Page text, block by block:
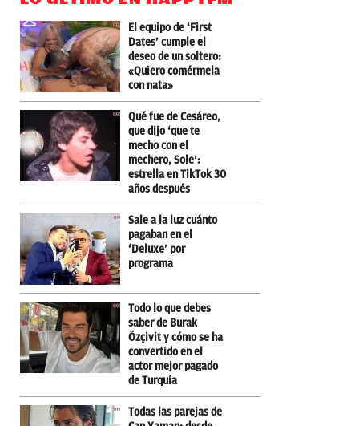
El equipo de ‘First
Dates’ cumple el
deseo de un soltero:
«Quiero comérmela
con nata»
Qué fue de Cesáreo,
que dijo ‘que te
mecho con el
mechero, Sole’:
estrella en TikTok 30
años después
Sale a la luz cuánto
pagaban en el
‘Deluxe’ por
programa
Todo lo que debes
saber de Burak
Özçivit y cómo se ha
convertido en el
actor mejor pagado
de Turquía
Todas las parejas de